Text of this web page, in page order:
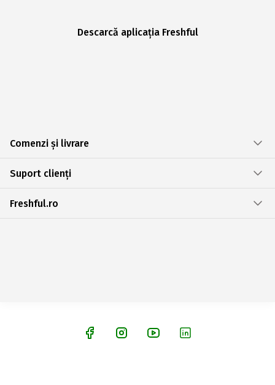
Descarcă aplicația Freshful
Comenzi și livrare
Suport clienți
Freshful.ro